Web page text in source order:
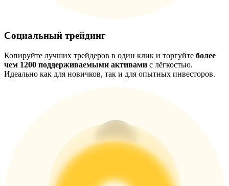
Выигрывайте призы и эксклюзивные награды
Зарегистрироваться
Социальный трейдинг
Копируйте лучших трейдеров в один клик и торгуйте более
чем 1200 поддерживаемыми активами с лёгкостью.
Идеально как для новичков, так и для опытных инвесторов.